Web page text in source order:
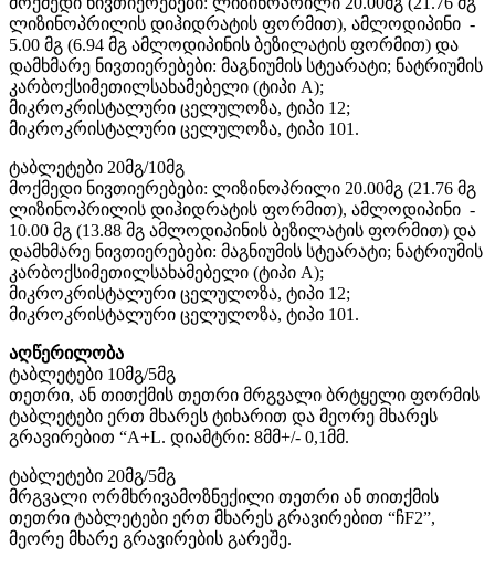
ლიზინოპრილის დიჰიდრატის ფორმით), ამლოდიპინი -
5.00 მგ (6.94 მგ ამლოდიპინის ბეზილატის ფორმით) და
დამხმარე ნივთიერებები: მაგნიუმის სტეარატი; ნატრიუმის
კარბოქსიმეთილსახამებელი (ტიპი A);
მიკროკრისტალური ცელულოზა, ტიპი 12;
მიკროკრისტალური ცელულოზა, ტიპი 101.
ტაბლეტები 20მგ/10მგ
მოქმედი ნივთიერებები: ლიზინოპრილი 20.00მგ (21.76 მგ
ლიზინოპრილის დიჰიდრატის ფორმით), ამლოდიპინი -
10.00 მგ (13.88 მგ ამლოდიპინის ბეზილატის ფორმით) და
დამხმარე ნივთიერებები: მაგნიუმის სტეარატი; ნატრიუმის
კარბოქსიმეთილსახამებელი (ტიპი A);
მიკროკრისტალური ცელულოზა, ტიპი 12;
მიკროკრისტალური ცელულოზა, ტიპი 101.
აღწერილობა
ტაბლეტები 10მგ/5მგ
თეთრი, ან თითქმის თეთრი მრგვალი ბრტყელი ფორმის
ტაბლეტები ერთ მხარეს ტიხარით და მეორე მხარეს
გრავირებით “A+L. დიამტრი: 8მმ+/- 0,1მმ.
ტაბლეტები 20მგ/5მგ
მრგვალი ორმხრივამოზნექილი თეთრი ან თითქმის
თეთრი ტაბლეტები ერთ მხარეს გრავირებით “ჩF2”,
მეორე მხარე გრავირების გარეშე.